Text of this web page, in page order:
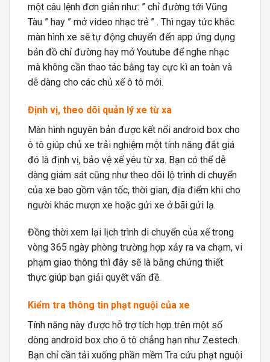
một câu lệnh đơn giản như: ” chỉ đường tới Vũng
Tàu ” hay ” mở video nhạc trẻ ” . Thì ngay tức khắc
màn hình xe sẽ tự động chuyển đến app ứng dụng
bản đồ chỉ đường hay mở Youtube để nghe nhạc
mà không cần thao tác bằng tay cực kì an toàn và
dễ dàng cho các chủ xế ô tô mới.
Định vị, theo dõi quản lý xe từ xa
Màn hình nguyên bản được kết nối android box cho
ô tô giúp chủ xe trải nghiệm một tính năng đắt giá
đó là định vị, bảo vệ xế yêu từ xa. Bạn có thể dễ
dàng giám sát cũng như theo dõi lộ trình di chuyển
của xe bao gồm vận tốc, thời gian, địa điểm khi cho
người khác mượn xe hoặc gửi xe ở bãi gửi lạ.
Đồng thời xem lại lịch trình di chuyển của xế trong
vòng 365 ngày phòng trường hợp xảy ra va chạm, vi
phạm giao thông thì đây sẽ là bằng chứng thiết
thực giúp bạn giải quyết vấn đề.
Kiểm tra thông tin phạt nguội của xe
Tính năng này được hỗ trợ tích hợp trên một số
dòng android box cho ô tô chẳng hạn như Zestech.
Bạn chỉ cần tải xuống phần mềm Tra cứu phạt nguội